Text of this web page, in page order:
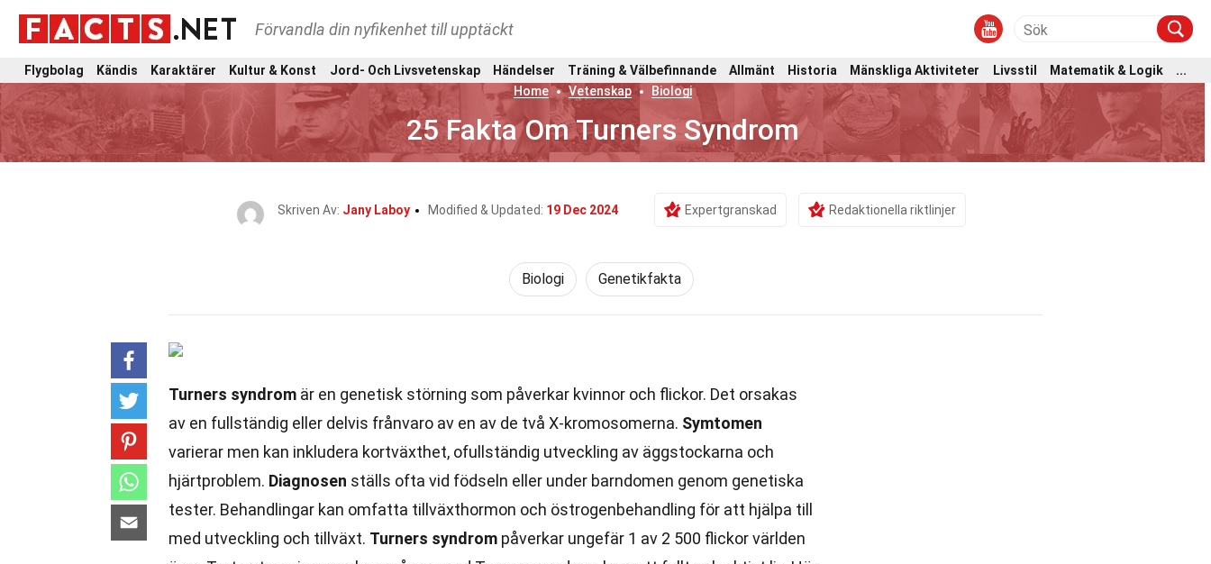
Förvandla din nyfikenhet till upptäckt
Flygbolag Kändis Karaktärer Kultur & Konst Jord- Och Livsvetenskap Händelser Träning & Välbefinnande Allmänt Historia Mänskliga Aktiviteter Livsstil Matematik & Logik
...
Home
Vetenskap Biologi
25 Fakta Om Turners Syndrom
Skriven Av: Jany Laboy Modified & Updated: 19 Dec 2024 Expertgranskad Redaktionella riktlinjer
Biologi Genetikfakta
Turners syndrom är en genetisk störning som påverkar kvinnor och flickor. Det orsakas
av en fullständig eller delvis frånvaro av en av de två X-kromosomerna. Symtomen
varierar men kan inkludera kortväxthet, ofullständig utveckling av äggstockarna och
hjärtproblem. Diagnosen ställs ofta vid födseln eller under barndomen genom genetiska
tester. Behandlingar kan omfatta tillväxthormon och östrogenbehandling för att hjälpa till
med utveckling och tillväxt. Turners syndrom påverkar ungefär 1 av 2 500 flickor världen